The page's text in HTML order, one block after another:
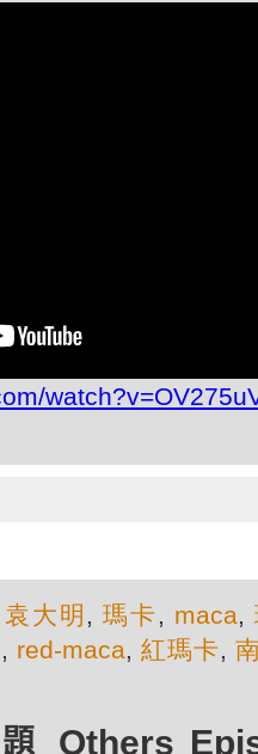
袁大明 ,瑪卡 , maca,
, red-maca, 紅瑪卡,
Others